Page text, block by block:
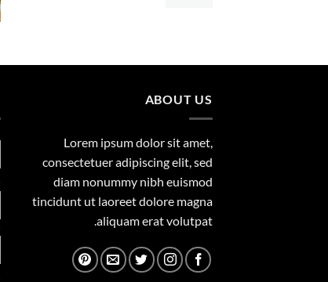
ABOUT US
Lorem ipsum dolor sit amet,
consectetuer adipiscing elit, sed
diam nonummy nibh euismod
tincidunt ut laoreet dolore magna
aliquam erat volutpat.